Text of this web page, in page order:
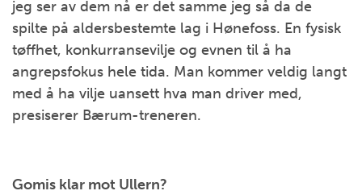
jeg ser av dem nå er det samme jeg så da de
spilte på aldersbestemte lag i Hønefoss. En fysisk
tøffhet, konkurransevilje og evnen til å ha
angrepsfokus hele tida. Man kommer veldig langt
med å ha vilje uansett hva man driver med,
presiserer Bærum-treneren.
Gomis klar mot Ullern?